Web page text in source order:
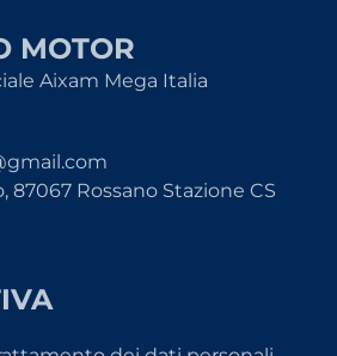
MOTOR
Aixam Mega Italia
87067 Rossano Stazione CS